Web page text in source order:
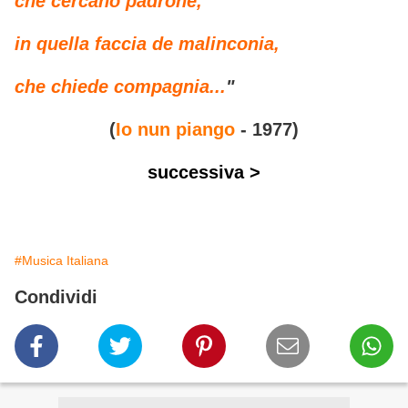
in quella faccia de malinconia,
che chiede compagnia..."
(Io nun piango - 1977)
successiva >
#Musica Italiana
Condividi